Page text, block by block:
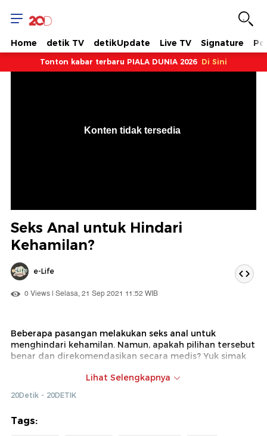
Home detik TV detikUpdate Live TV Signature
Tonton kabar terbaru PIALA DUNIA 2026 Di Sini
Konten tidak tersedia
Seks Anal untuk Hindari
Kehamilan?
e-Life
0 Views | Selasa, 21 Sep 2021 11:52 WIB
Beberapa pasangan melakukan seks anal untuk
menghindari kehamilan. Namun, apakah pilihan tersebut
benar dan direkomendasikan secara medis? Yuk simak
Seksologi dan Anti-Aging Medicine, Prof. Dr. dr. Wimpie
Pangkahila, Sp.And-KSAAM.
Lihat Selengkapnya
20Detik - 20DETIK
Tags: